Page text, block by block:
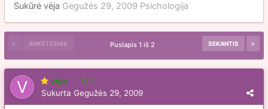
Sukūrė vėja Gegužės 29, 2009 Psichologija
ANKSTESNIS SEKANTIS
Puslapis 1 iš 2
vėja 2
Sukurta Gegužės 29, 2009